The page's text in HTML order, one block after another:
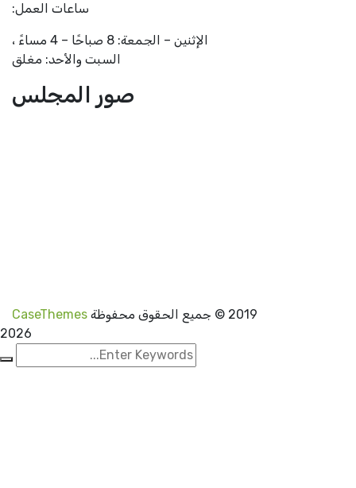
ساعات العمل:
الإثنين – الجمعة: 8 صباحًا – 4 مساءً ،
السبت والأحد: مغلق
صور المجلس
2019© جميع الحقوق محفوظةCaseThemes
2026